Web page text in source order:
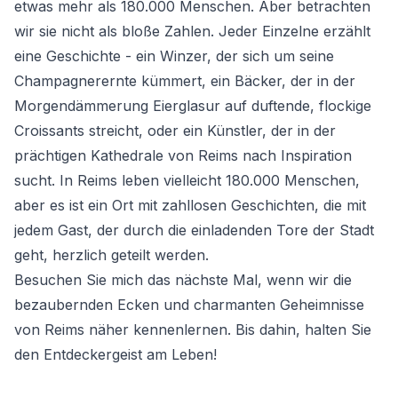
etwas mehr als 180.000 Menschen. Aber betrachten
wir sie nicht als bloße Zahlen. Jeder Einzelne erzählt
eine Geschichte - ein Winzer, der sich um seine
Champagnerernte kümmert, ein Bäcker, der in der
Morgendämmerung Eierglasur auf duftende, flockige
Croissants streicht, oder ein Künstler, der in der
prächtigen Kathedrale von Reims nach Inspiration
sucht. In Reims leben vielleicht 180.000 Menschen,
aber es ist ein Ort mit zahllosen Geschichten, die mit
jedem Gast, der durch die einladenden Tore der Stadt
geht, herzlich geteilt werden.
Besuchen Sie mich das nächste Mal, wenn wir die
bezaubernden Ecken und charmanten Geheimnisse
von Reims näher kennenlernen. Bis dahin, halten Sie
den Entdeckergeist am Leben!